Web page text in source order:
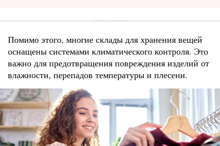
Помимо этого, многие склады для хранения вещей
оснащены системами климатического контроля. Это
важно для предотвращения повреждения изделий от
влажности, перепадов температуры и плесени.